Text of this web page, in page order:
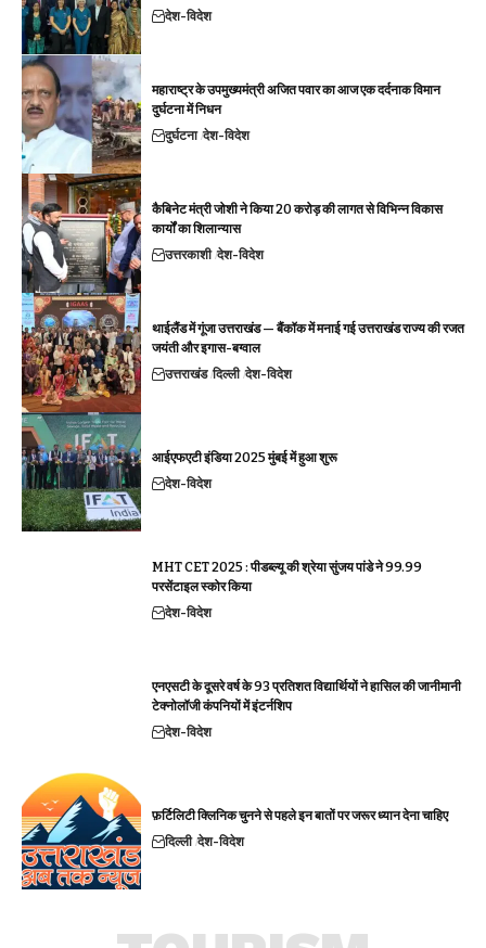
देश-विदेश
महाराष्ट्र के उपमुख्यमंत्री अजित पवार का आज एक दर्दनाक विमान
दुर्घटना में निधन
दुर्घटना देश-विदेश
कैबिनेट मंत्री जोशी ने किया 20 करोड़ की लागत से विभिन्न विकास
कार्यों का शिलान्यास
उत्तरकाशी देश-विदेश
थाईलैंड में गूंजा उत्तराखंड — बैंकॉक में मनाई गई उत्तराखंड राज्य की रजत
जयंती और इगास-बग्वाल
उत्तराखंड दिल्ली देश-विदेश
आईएफएटी इंडिया 2025 मुंबई में हुआ शुरू
देश-विदेश
MHT CET 2025 : पीडब्ल्यू की श्रेया सुंजय पांडे ने 99.99
परसेंटाइल स्कोर किया
देश-विदेश
एनएसटी के दूसरे वर्ष के 93 प्रतिशत विद्यार्थियों ने हासिल की जानीमानी
टेक्नोलॉजी कंपनियों में इंटर्नशिप
देश-विदेश
फ़र्टिलिटी क्लिनिक चुनने से पहले इन बातों पर जरूर ध्यान देना चाहिए
दिल्ली देश-विदेश